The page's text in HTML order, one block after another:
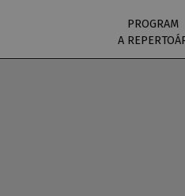
PROGRAM
A